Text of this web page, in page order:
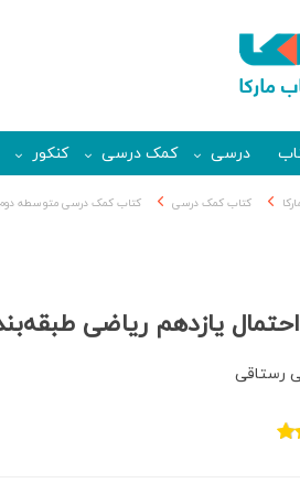
درسی کمک درسی کنکور
کتاب کمک درسی کتاب کمک درسی متوسطه دوم
یازدهم ریاضی
رستاقی